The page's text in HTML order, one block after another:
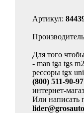
Артикул:
Для того
- man tga tgs
рессоры tgx
(800) 511-90-97
интернет-
Или написать